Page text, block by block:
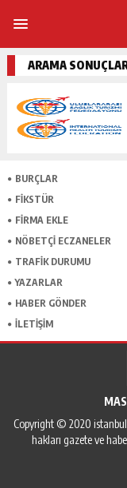
ARAMA
BURÇLAR
FİKSTÜR
FİRMA EKLE
NÖBETÇİ ECZANELER
TRAFİK DURUMU
YAZARLAR
HABER GÖNDER
İLETİŞİM
Copyright © 2020
hakları gazete ve